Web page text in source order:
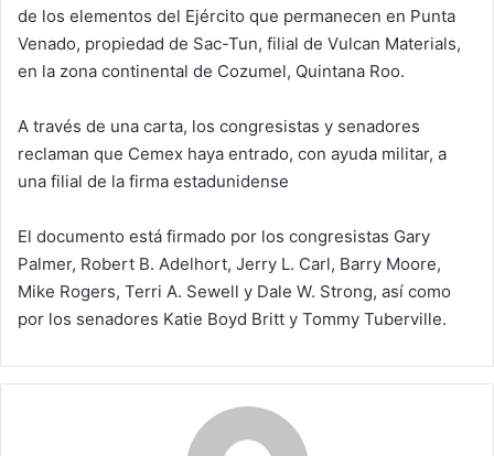
de los elementos del Ejército que permanecen en Punta
Venado, propiedad de Sac-Tun, filial de Vulcan Materials,
en la zona continental de Cozumel, Quintana Roo.
A través de una carta, los congresistas y senadores
reclaman que Cemex haya entrado, con ayuda militar, a
una filial de la firma estadunidense
El documento está firmado por los congresistas Gary
Palmer, Robert B. Adelhort, Jerry L. Carl, Barry Moore,
Mike Rogers, Terri A. Sewell y Dale W. Strong, así como
por los senadores Katie Boyd Britt y Tommy Tuberville.